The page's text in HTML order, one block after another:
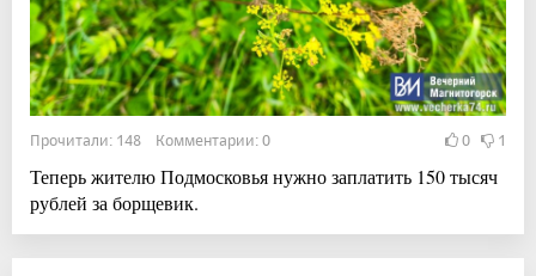
Прочитали: 148 Комментарии: 0 0 1
Теперь жителю Подмосковья нужно заплатить 150 тысяч
рублей за борщевик.